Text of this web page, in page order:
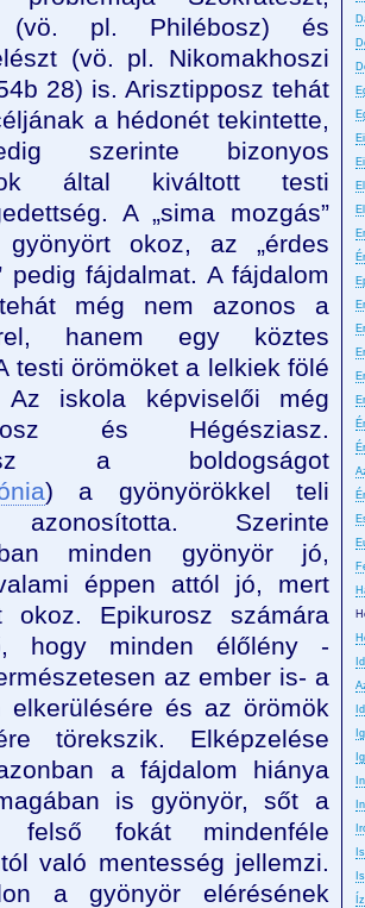
(vö. pl. Philébosz) és
(vö. pl. Nikomakhoszi
28) is. Arisztipposz tehát
a hédonét tekintette,
szerinte bizonyos
által kiváltott testi
A „sima mozgás”
gyönyört okoz, az „érdes
pedig fájdalmat. A fájdalom
még nem azonos a
hanem egy köztes
testi örömöket a lelkiek fölé
Az iskola képviselői még
és Hégésziasz.
a boldogságot
) a gyönyörökkel teli
Szerinte
minden gyönyör jó,
éppen attól jó, mert
okoz. Epikurosz számára
hogy minden élőlény -
az ember is- a
elkerülésére és az örömök
törekszik. Elképzelése
a fájdalom hiánya
is gyönyör, sőt a
felső fokát mindenféle
való mentesség jellemzi.
a gyönyör elérésének